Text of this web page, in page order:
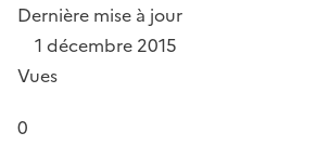
Dernière mise à jour
1 décembre 2015
Vues
0